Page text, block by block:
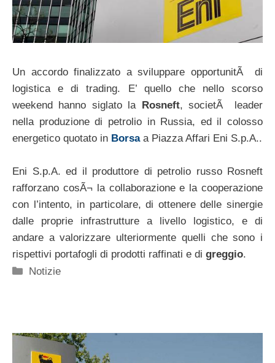
Un accordo finalizzato a sviluppare opportunitÃ di
logistica e di trading. E’ quello che nello scorso
weekend hanno siglato la Rosneft, societÃ leader
nella produzione di petrolio in Russia, ed il colosso
energetico quotato in Borsaa Piazza Affari Eni S.p.A..
Eni S.p.A. ed il produttore di petrolio russo Rosneft
rafforzano cosÃ¬ la collaborazione e la cooperazione
con l’intento, in particolare, di ottenere delle sinergie
dalle proprie infrastrutture a livello logistico, e di
andare a valorizzare ulteriormente quelli che sono i
rispettivi portafogli di prodotti raffinati e di greggio.
Categorie
Notizie